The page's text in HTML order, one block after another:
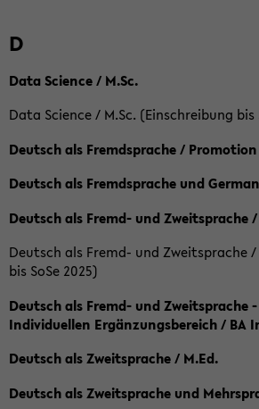
D
Data Science / M.Sc.
Data Science / M.Sc. (Einschreibung bis
Deutsch als Fremdsprache / Promotion
Deutsch als Fremdsprache und
Deutsch als Fremd- und Zweitsprache /
Deutsch als Fremd- und Zweitsprache
bis SoSe 2025)
Deutsch als Fremd- und Zweitsprache
Individuellen Ergänzungsbereich / BA
Deutsch als Zweitsprache / M.Ed.
Deutsch als Zweitsprache und